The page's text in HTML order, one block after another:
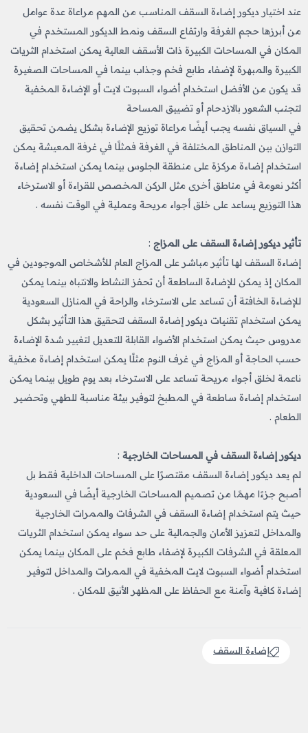
عند اختيار ديكور إضاءة السقف المناسب من المهم مراعاة عدة عوامل
من أبرزها حجم الغرفة وارتفاع السقف ونمط الديكور المستخدم في
المكان في المساحات الكبيرة ذات الأسقف العالية يمكن استخدام الثريات
الكبيرة والمبهرة لإضفاء طابع فخم وجذاب بينما في المساحات الصغيرة
قد يكون من الأفضل استخدام أضواء السبوت لايت أو الإضاءة المخفية
لتجنب الشعور بالازدحام أو تضييق المساحة
في السياق نفسه يجب أيضًا مراعاة توزيع الإضاءة بشكل يضمن تحقيق
التوازن بين المناطق المختلفة في الغرفة فمثلًا في غرفة المعيشة يمكن
استخدام إضاءة مركزة على منطقة الجلوس بينما يمكن استخدام إضاءة
أكثر نعومة في مناطق أخرى مثل الركن المخصص للقراءة أو الاسترخاء
هذا التوزيع يساعد على خلق أجواء مريحة وعملية في الوقت نفسه .
تأثير ديكور إضاءة السقف على المزاج :
إضاءة السقف لها تأثير مباشر على المزاج العام للأشخاص الموجودين في
المكان إذ يمكن للإضاءة الساطعة أن تحفز النشاط والانتباه بينما يمكن
للإضاءة الخافتة أن تساعد على الاسترخاء والراحة في المنازل السعودية
يمكن استخدام تقنيات ديكور إضاءة السقف لتحقيق هذا التأثير بشكل
مدروس حيث يمكن استخدام الأضواء القابلة للتعديل لتغيير شدة الإضاءة
حسب الحاجة أو المزاج في غرف النوم مثلًا يمكن استخدام إضاءة مخفية
ناعمة لخلق أجواء مريحة تساعد على الاسترخاء بعد يوم طويل بينما يمكن
استخدام إضاءة ساطعة في المطبخ لتوفير بيئة مناسبة للطهي وتحضير
الطعام .
ديكور إضاءة السقف في المساحات الخارجية :
لم يعد ديكور إضاءة السقف مقتصرًا على المساحات الداخلية فقط بل
أصبح جزءًا مهمًا من تصميم المساحات الخارجية أيضًا في السعودية
حيث يتم استخدام إضاءة السقف في الشرفات والممرات الخارجية
والمداخل لتعزيز الأمان والجمالية على حد سواء يمكن استخدام الثريات
المعلقة في الشرفات الكبيرة لإضفاء طابع فخم على المكان بينما يمكن
استخدام أضواء السبوت لايت المخفية في الممرات والمداخل لتوفير
إضاءة كافية وآمنة مع الحفاظ على المظهر الأنيق للمكان .
إضاءة السقف